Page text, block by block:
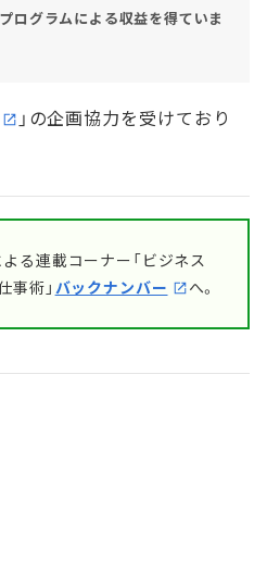
ログラムによる収益を得ていま
」の企画協力を受けており
る連載コーナー「ビジネス
事術」 バックナンバー へ。